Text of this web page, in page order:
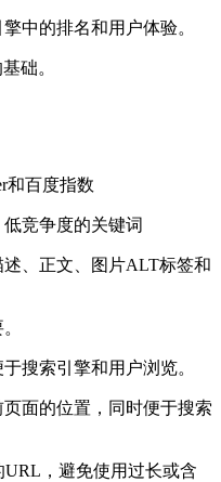
中的排名和用户体验。‌
础。
和百度指数
竞争度的关键词
、正文、图片ALT标签和
搜索引擎和用户浏览。
面的位置，同时便于搜索
，避免使用过长或含